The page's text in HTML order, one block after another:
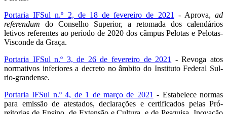
Portaria IFSul n.º 2, de 18 de fevereiro de 2021
- Aprova, ad
referendum do Conselho Superior, a retomada dos calendários
letivos referentes ao período de 2020 dos câmpus Pelotas e Pelotas-
Visconde da Graça.
Portaria IFSul n.º 3, de 26 de fevereiro de 2021
- Revoga atos
normativos inferiores a decreto no âmbito do Instituto Federal Sul-
rio-grandense.
Portaria IFSul n.º 4, de 1 de março de 2021 - Estabelece normas
para emissão de atestados, declarações e certificados pelas Pró-